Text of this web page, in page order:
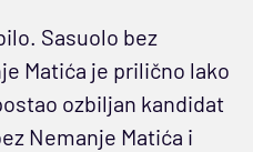
Sasuolo bez
Matića je prilično lako
ozbiljan kandidat
Nemanje Matića i